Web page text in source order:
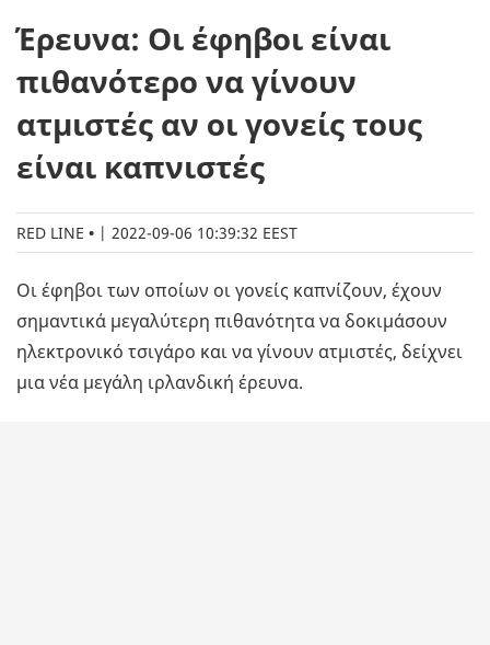
Έρευνα: Οι έφηβοι είναι
πιθανότερο να γίνουν
ατμιστές αν οι γονείς τους
είναι καπνιστές
RED LINE | 2022-09-06 10:39:32 EEST
Οι έφηβοι των οποίων οι γονείς καπνίζουν, έχουν
σημαντικά μεγαλύτερη πιθανότητα να δοκιμάσουν
ηλεκτρονικό τσιγάρο και να γίνουν ατμιστές, δείχνει
μια νέα μεγάλη ιρλανδική έρευνα.